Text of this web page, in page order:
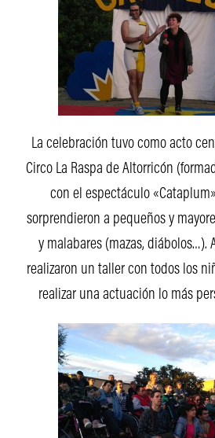
La celebración tuvo como acto
Circo La Raspa de Altorricón
con el espectáculo
sorprendieron a pequeños y
y malabares (mazas, diábolos…).
realizaron un taller con todos los
realizar una actuación lo más